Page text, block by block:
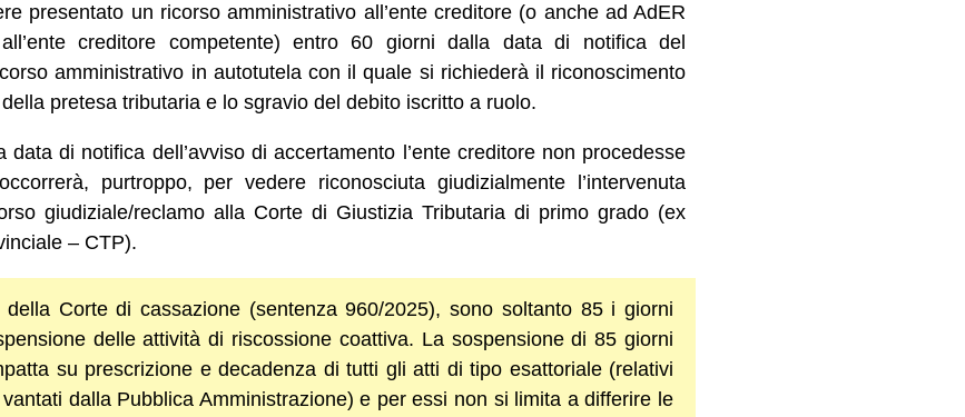
presentato un ricorso amministrativo all’ente creditore (o anche ad AdER
creditore competente) entro 60 giorni dalla data di notifica del
amministrativo in autotutela con il quale si richiederà il riconoscimento
pretesa tributaria e lo sgravio del debito iscritto a ruolo.
di notifica dell’avviso di accertamento l’ente creditore non procedesse
purtroppo, per vedere riconosciuta giudizialmente l’intervenuta
giudiziale/reclamo alla Corte di Giustizia Tributaria di primo grado (ex
– CTP).
Corte di cassazione (sentenza 960/2025), sono soltanto 85 i giorni
delle attività di riscossione coattiva. La sospensione di 85 giorni
su prescrizione e decadenza di tutti gli atti di tipo esattoriale (relativi
dalla Pubblica Amministrazione) e per essi non si limita a differire le